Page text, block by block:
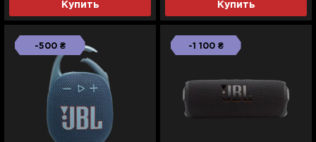
Купить Купить
-500 ₴ -1 100 ₴